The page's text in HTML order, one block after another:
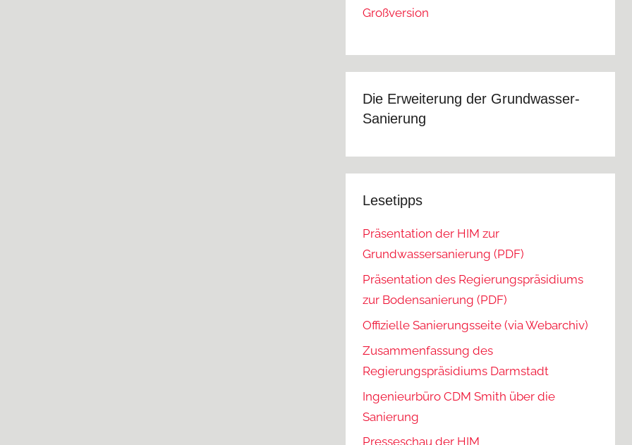
Großversion
Die Erweiterung der Grundwasser-
Sanierung
Lesetipps
Präsentation der HIM zur
Grundwassersanierung (PDF)
Präsentation des Regierungspräsidiums
zur Bodensanierung (PDF)
Offizielle Sanierungsseite (via Webarchiv)
Zusammenfassung des
Regierungspräsidiums Darmstadt
Ingenieurbüro CDM Smith über die
Sanierung
Presseschau der HIM